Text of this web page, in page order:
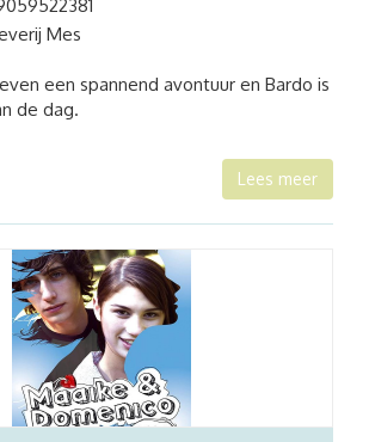
Mes
een spannend avontuur en Bardo is
de dag.
Lees meer